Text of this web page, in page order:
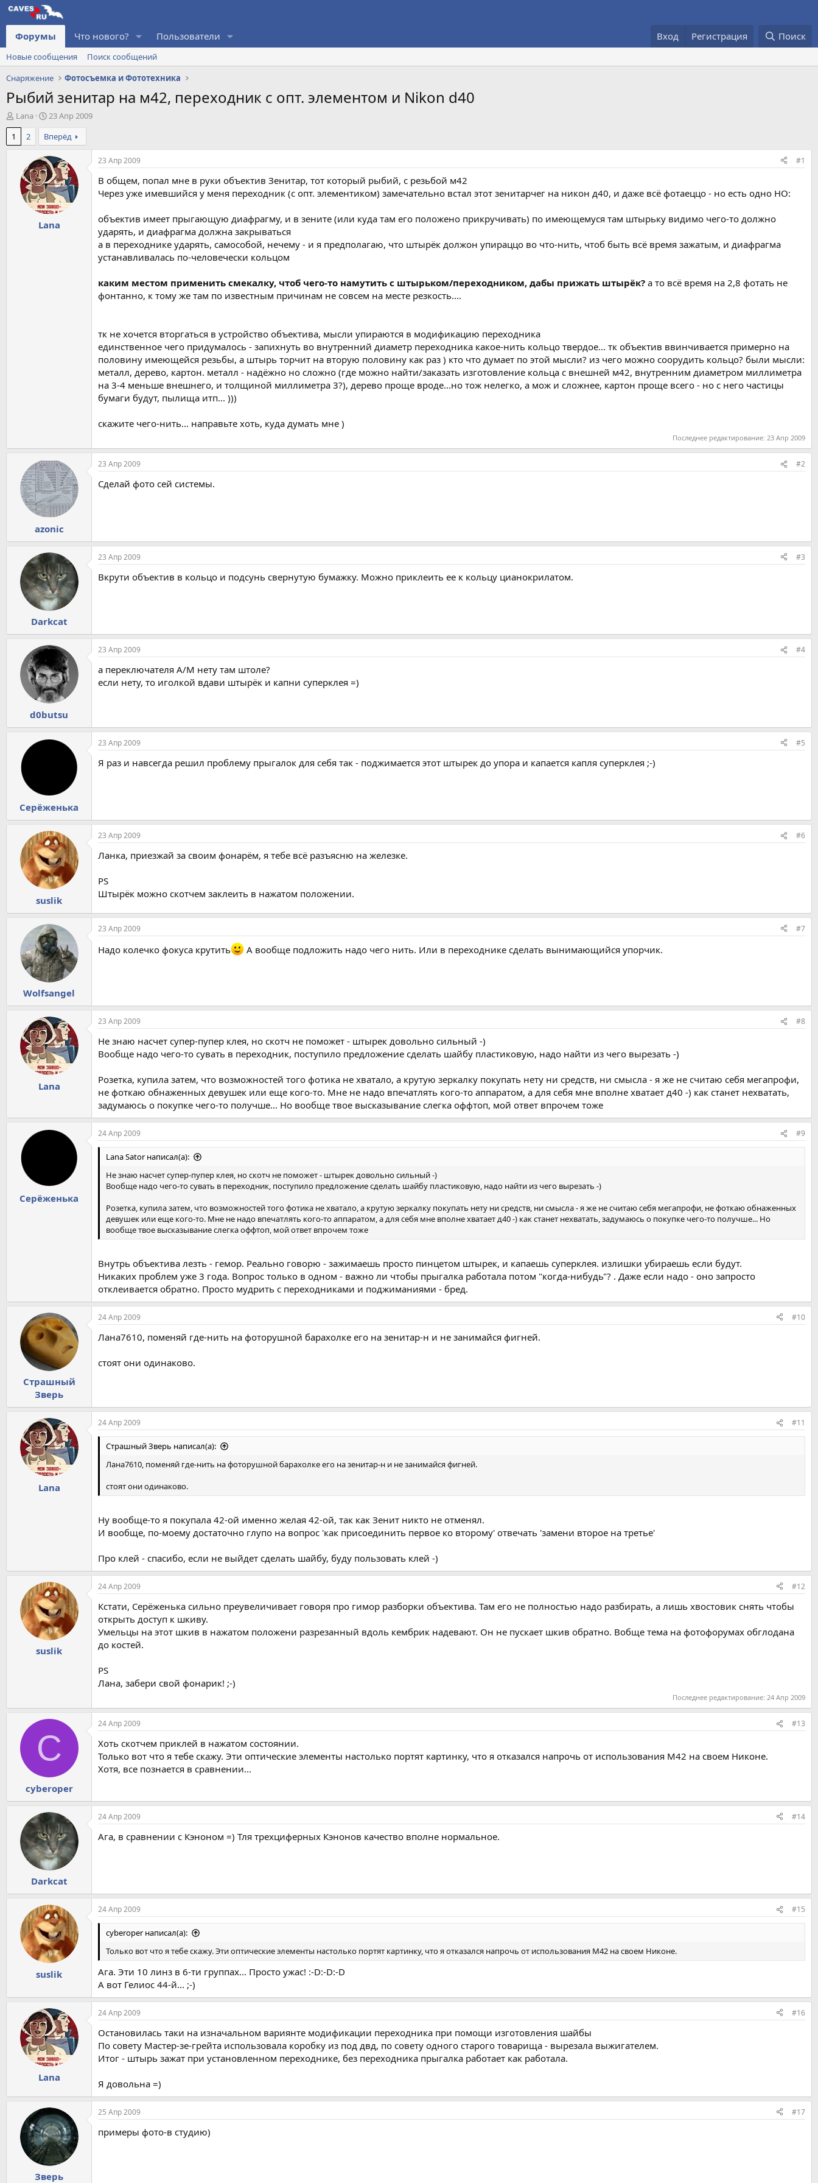
Форумы Что нового? Пользователи Вход Регистрация Поиск
Новые сообщения
Поиск сообщений
Снаряжение
Фотосъемка и Фототехника
Рыбий зенитар на м42, переходник с опт. элементом и Nikon d40
А
в
о
м
Lana
Д
т
а
н
а
ч
а
л
а
23 Апр 2009
1
2 Вперёд
Lana
23 Апр 2009 #1
В общем, попал мне в руки объектив Зенитар, тот который рыбий, с резьбой м42
Через уже имевшийся у меня переходник (с опт. элементиком) замечательно встал этот зенитарчег на никон д40, и даже всё фотаеццо - но есть одно НО:
объектив имеет прыгающую диафрагму, и в зените (или куда там его положено прикручивать) по имеющемуся там штырьку видимо чего-то должно
ударять, и диафрагма должна закрываться
а в переходнике ударять, самособой, нечему - и я предполагаю, что штырёк должон упираццо во что-нить, чтоб быть всё время зажатым, и диафрагма
устанавливалась по-человечески кольцом
каким местом применить смекалку, чтоб чего-то намутить с штырьком/переходником, дабы прижать штырёк? а то всё время на 2,8 фотать не
фонтанно, к тому же там по известным причинам не совсем на месте резкость....
тк не хочется вторгаться в устройство объектива, мысли упираются в модификацию переходника
единственное чего придумалось - запихнуть во внутренний диаметр переходника какое-нить кольцо твердое... тк объектив ввинчивается примерно на
половину имеющейся резьбы, а штырь торчит на вторую половину как раз ) кто что думает по этой мысли? из чего можно соорудить кольцо? были мысли:
металл, дерево, картон. металл - надёжно но сложно (где можно найти/заказать изготовление кольца с внешней м42, внутренним диаметром миллиметра
на 3-4 меньше внешнего, и толщиной миллиметра 3?), дерево проще вроде...но тож нелегко, а мож и сложнее, картон проще всего - но с него частицы
бумаги будут, пылища итп... )))
скажите чего-нить... направьте хоть, куда думать мне )
Последнее редактирование: 23 Апр 2009
azonic
23 Апр 2009 #2
Сделай фото сей системы.
Darkcat
23 Апр 2009 #3
Вкрути объектив в кольцо и подсунь свернутую бумажку. Можно приклеить ее к кольцу цианокрилатом.
d0butsu
23 Апр 2009 #4
а переключателя А/М нету там штоле?
если нету, то иголкой вдави штырёк и капни суперклея =)
Серёженька
23 Апр 2009 #5
Я раз и навсегда решил проблему прыгалок для себя так - поджимается этот штырек до упора и капается капля суперклея ;-)
suslik
23 Апр 2009 #6
Ланка, приезжай за своим фонарём, я тебе всё разъясню на железке.
PS
Штырёк можно скотчем заклеить в нажатом положении.
Wolfsangel
23 Апр 2009 #7
Надо колечко фокуса крутить А вообще подложить надо чего нить. Или в переходнике сделать вынимающийся упорчик.
Lana
23 Апр 2009 #8
Не знаю насчет супер-пупер клея, но скотч не поможет - штырек довольно сильный -)
Вообще надо чего-то сувать в переходник, поступило предложение сделать шайбу пластиковую, надо найти из чего вырезать -)
Розетка, купила затем, что возможностей того фотика не хватало, а крутую зеркалку покупать нету ни средств, ни смысла - я же не считаю себя мегапрофи,
не фоткаю обнаженных девушек или еще кого-то. Мне не надо впечатлять кого-то аппаратом, а для себя мне вполне хватает д40 -) как станет нехватать,
задумаюсь о покупке чего-то получше... Но вообще твое высказывание слегка оффтоп, мой ответ впрочем тоже
Серёженька
24 Апр 2009 #9
Lana Sator написал(а):
Не знаю насчет супер-пупер клея, но скотч не поможет - штырек довольно сильный -)
Вообще надо чего-то сувать в переходник, поступило предложение сделать шайбу пластиковую, надо найти из чего вырезать -)
Розетка, купила затем, что возможностей того фотика не хватало, а крутую зеркалку покупать нету ни средств, ни смысла - я же не считаю себя мегапрофи, не фоткаю обнаженных
девушек или еще кого-то. Мне не надо впечатлять кого-то аппаратом, а для себя мне вполне хватает д40 -) как станет нехватать, задумаюсь о покупке чего-то получше... Но
вообще твое высказывание слегка оффтоп, мой ответ впрочем тоже
Внутрь объектива лезть - гемор. Реально говорю - зажимаешь просто пинцетом штырек, и капаешь суперклея. излишки убираешь если будут.
Никаких проблем уже 3 года. Вопрос только в одном - важно ли чтобы прыгалка работала потом "когда-нибудь"? . Даже если надо - оно запросто
отклеивается обратно. Просто мудрить с переходниками и поджиманиями - бред.
Страшный
Зверь
24 Апр 2009 #10
Лана7610, поменяй где-нить на фоторушной барахолке его на зенитар-н и не занимайся фигней.
стоят они одинаково.
Lana
24 Апр 2009 #11
Страшный Зверь написал(а):
Лана7610, поменяй где-нить на фоторушной барахолке его на зенитар-н и не занимайся фигней.
стоят они одинаково.
Ну вообще-то я покупала 42-ой именно желая 42-ой, так как Зенит никто не отменял.
И вообще, по-моему достаточно глупо на вопрос 'как присоединить первое ко второму' отвечать 'замени второе на третье'
Про клей - спасибо, если не выйдет сделать шайбу, буду пользовать клей -)
suslik
24 Апр 2009 #12
Кстати, Серёженька сильно преувеличивает говоря про гимор разборки объектива. Там его не полностью надо разбирать, а лишь хвостовик снять чтобы
открыть доступ к шкиву.
Умельцы на этот шкив в нажатом положени разрезанный вдоль кембрик надевают. Он не пускает шкив обратно. Вобще тема на фотофорумах обглодана
до костей.
PS
Лана, забери свой фонарик! ;-)
Последнее редактирование: 24 Апр 2009
C
cyberoper
24 Апр 2009 #13
Хоть скотчем приклей в нажатом состоянии.
Только вот что я тебе скажу. Эти оптические элементы настолько портят картинку, что я отказался напрочь от использования М42 на своем Никоне.
Хотя, все познается в сравнении...
Darkcat
24 Апр 2009 #14
Ага, в сравнении с Кэноном =) Тля трехциферных Кэнонов качество вполне нормальное.
suslik
24 Апр 2009 #15
cyberoper написал(а):
Только вот что я тебе скажу. Эти оптические элементы настолько портят картинку, что я отказался напрочь от использования М42 на своем Никоне.
Ага. Эти 10 линз в 6-ти группах... Просто ужас! :-D:-D:-D
А вот Гелиос 44-й... ;-)
Lana
24 Апр 2009 #16
Остановилась таки на изначальном вариянте модификации переходника при помощи изготовления шайбы
По совету Мастер-зе-грейта использовала коробку из под двд, по совету одного старого товарища - вырезала выжигателем.
Итог - штырь зажат при установленном переходнике, без переходника прыгалка работает как работала.
Я довольна =)
Зверь
25 Апр 2009 #17
примеры фото-в студию)